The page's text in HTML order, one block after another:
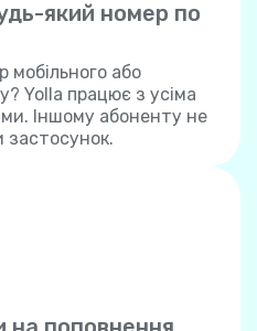
який номер по
мобільного або
Yolla працює з усіма
Іншому абоненту не
застосунок.